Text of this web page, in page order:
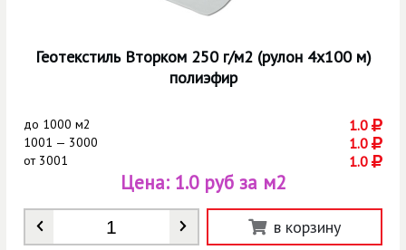
Геотекстиль Вторком 250 г/м2 (рулон 4х100 м)
полиэфир
до 1000 м2 1.0
1001 — 3000 1.0
от3001 1.0
Количество
Цена: 1.0 руб за м2
в корзину